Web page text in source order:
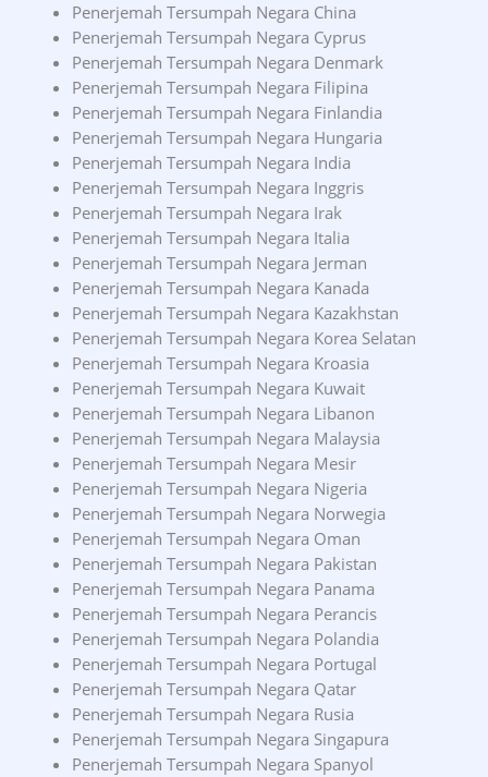
Penerjemah Tersumpah Negara China
Penerjemah Tersumpah Negara Cyprus
Penerjemah Tersumpah Negara Denmark
Penerjemah Tersumpah Negara Filipina
Penerjemah Tersumpah Negara Finlandia
Penerjemah Tersumpah Negara Hungaria
Penerjemah Tersumpah Negara India
Penerjemah Tersumpah Negara Inggris
Penerjemah Tersumpah Negara Irak
Penerjemah Tersumpah Negara Italia
Penerjemah Tersumpah Negara Jerman
Penerjemah Tersumpah Negara Kanada
Penerjemah Tersumpah Negara Kazakhstan
Penerjemah Tersumpah Negara Korea Selatan
Penerjemah Tersumpah Negara Kroasia
Penerjemah Tersumpah Negara Kuwait
Penerjemah Tersumpah Negara Libanon
Penerjemah Tersumpah Negara Malaysia
Penerjemah Tersumpah Negara Mesir
Penerjemah Tersumpah Negara Nigeria
Penerjemah Tersumpah Negara Norwegia
Penerjemah Tersumpah Negara Oman
Penerjemah Tersumpah Negara Pakistan
Penerjemah Tersumpah Negara Panama
Penerjemah Tersumpah Negara Perancis
Penerjemah Tersumpah Negara Polandia
Penerjemah Tersumpah Negara Portugal
Penerjemah Tersumpah Negara Qatar
Penerjemah Tersumpah Negara Rusia
Penerjemah Tersumpah Negara Singapura
Penerjemah Tersumpah Negara Spanyol